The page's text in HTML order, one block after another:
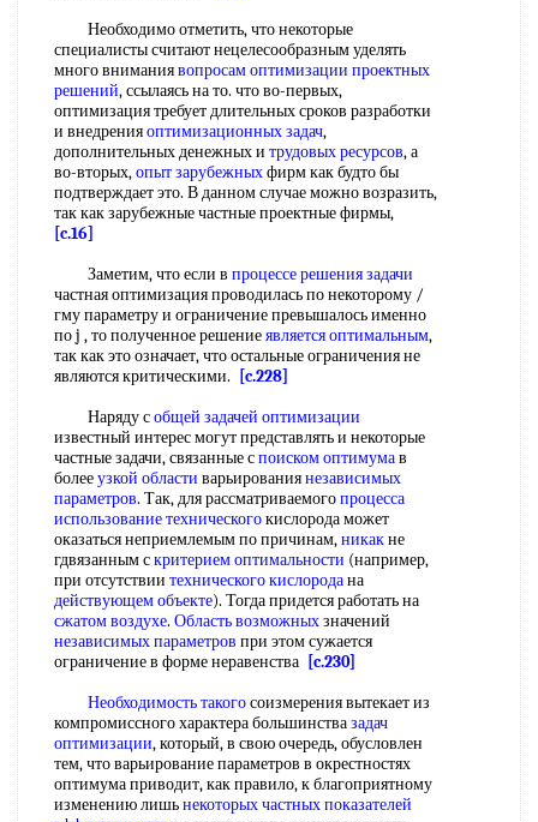
Необходимо отметить, что некоторые
специалисты считают нецелесообразным уделять
много вниманиявопросам оптимизации проектных
решений, ссылаясь на то. что во-первых,
оптимизация требует длительных сроков разработки
и внедренияоптимизационных задач,
дополнительных денежных и трудовых ресурсов, а
во-вторых,опыт зарубежныхфирм как будто бы
подтверждает это. В данном случае можно возразить,
так как зарубежные частные проектные фирмы,
[c.16]
Заметим, что если в процессе решения задачи
частная оптимизация проводилась по некоторому /
гму параметру и ограничение превышалось именно
по j , то полученное решениеявляется оптимальным,
так как это означает, что остальные ограничения не
являются критическими.
[c.228]
Наряду собщей задачей оптимизации
известный интерес могут представлять и некоторые
частные задачи, связанные споиском оптимумав
болееузкой области варьированиянезависимых
параметров. Так, для рассматриваемогопроцесса
использование техническогокислорода может
оказаться неприемлемым по причинам,никакне
гдвязанным скритерием оптимальности (например,
при отсутствии технического кислородана
действующем объекте). Тогда придется работать на
сжатом воздухе. Область возможныхзначений
независимых параметров при этом сужается
ограничение в форме неравенства [c.230]
Необходимость такогосоизмерения вытекает из
компромиссного характера большинствазадач
оптимизации, который, в свою очередь, обусловлен
тем, что варьирование параметров в окрестностях
оптимума приводит, как правило, к благоприятному
изменению лишьнекоторых частныхпоказателей